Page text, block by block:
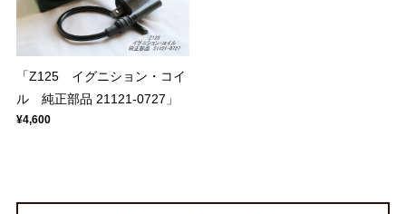
「Z125 イグニション・コイ
ル 純正部品 21121-0727」
¥4,600